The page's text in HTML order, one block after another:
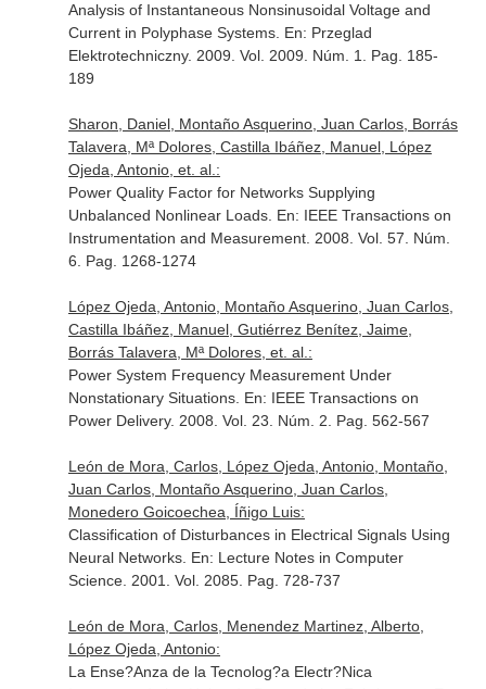
Analysis of Instantaneous Nonsinusoidal Voltage and
Current in Polyphase Systems. En: Przeglad
Elektrotechniczny. 2009. Vol. 2009. Núm. 1. Pag. 185-
189
Sharon, Daniel, Montaño Asquerino, Juan Carlos, Borrás
Talavera, Mª Dolores, Castilla Ibáñez, Manuel, López
Ojeda, Antonio, et. al.:
Power Quality Factor for Networks Supplying
Unbalanced Nonlinear Loads. En: IEEE Transactions on
Instrumentation and Measurement. 2008. Vol. 57. Núm.
6. Pag. 1268-1274
López Ojeda, Antonio, Montaño Asquerino, Juan Carlos,
Castilla Ibáñez, Manuel, Gutiérrez Benítez, Jaime,
Borrás Talavera, Mª Dolores, et. al.:
Power System Frequency Measurement Under
Nonstationary Situations. En: IEEE Transactions on
Power Delivery. 2008. Vol. 23. Núm. 2. Pag. 562-567
León de Mora, Carlos, López Ojeda, Antonio, Montaño,
Juan Carlos, Montaño Asquerino, Juan Carlos,
Monedero Goicoechea, Íñigo Luis:
Classification of Disturbances in Electrical Signals Using
Neural Networks. En: Lecture Notes in Computer
Science. 2001. Vol. 2085. Pag. 728-737
León de Mora, Carlos, Menendez Martinez, Alberto,
López Ojeda, Antonio:
La Ense?Anza de la Tecnolog?a Electr?Nica